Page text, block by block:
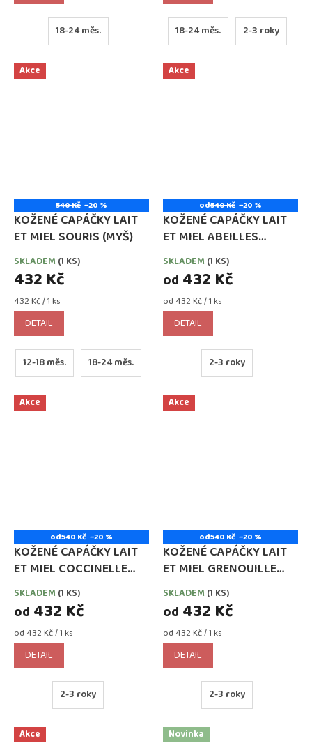
18-24 měs. 18-24 měs. 2-3 roky
Akce
540 Kč –20 %
KOŽENÉ CAPÁČKY LAIT
ET MIEL SOURIS (MYŠ)
SKLADEM (1 KS)
432 Kč
Měrná
cena:
432 Kč / 1 ks
DETAIL
12-18 měs. 18-24 měs.
Akce
od540 Kč –20 %
KOŽENÉ CAPÁČKY LAIT
ET MIEL ABEILLES
(VČELY)
SKLADEM (1 KS)
od 432 Kč
Měrná
cena:
od 432 Kč / 1 ks
DETAIL
2-3 roky
Akce
od540 Kč –20 %
KOŽENÉ CAPÁČKY LAIT
ET MIEL COCCINELLE
(BERUŠKY)
SKLADEM (1 KS)
od 432 Kč
Měrná
cena:
od 432 Kč / 1 ks
DETAIL
2-3 roky
Akce
od540 Kč –20 %
KOŽENÉ CAPÁČKY LAIT
ET MIEL GRENOUILLE
(ŽABÁK)
SKLADEM (1 KS)
od 432 Kč
Měrná
cena:
od 432 Kč / 1 ks
DETAIL
2-3 roky
Akce
Novinka